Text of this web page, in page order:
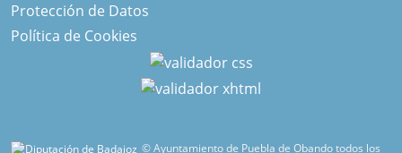
Protección de Datos
Política de Cookies
© Ayuntamiento de Puebla de Obando todos los